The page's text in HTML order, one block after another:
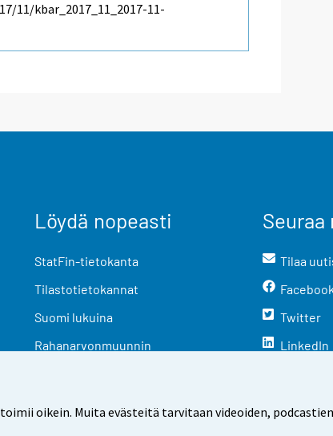
oikein. Muita evästeitä tarvitaan videoiden,
kbar_2017_11_2017-11-
Löydä nopeasti
StatFin-tietokanta
Tilastotietokannat
Suomi lukuina
Rahanarvonmuunnin
Seuraa
Tilaa
Facebook
Twitter
LinkedIn